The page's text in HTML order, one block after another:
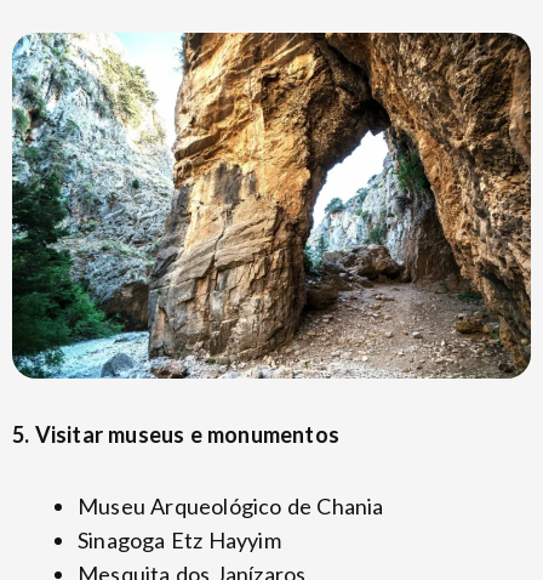
5. Visitar museus e monumentos
Museu Arqueológico de Chania
Sinagoga Etz Hayyim
Mesquita dos Janízaros